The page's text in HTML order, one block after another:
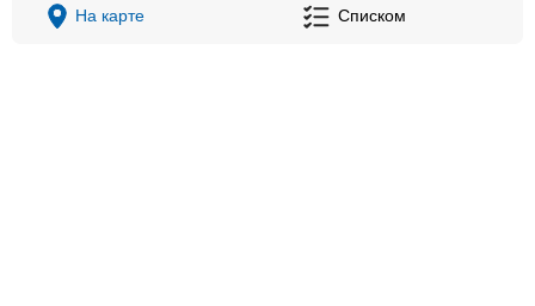
На карте Списком